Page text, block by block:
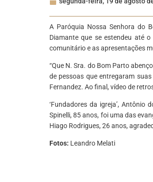
A Paróquia Nossa Senhora do
Diamante que se estendeu até
comunitário e as apresentações
“Que N. Sra. do Bom Parto
de pessoas que entregaram
Fernandez. Ao final, vídeo de
‘Fundadores da igreja’, Antônio
Spinelli, 85 anos, foi uma das
Hiago Rodrigues, 26 anos,
Fotos: Leandro Melati